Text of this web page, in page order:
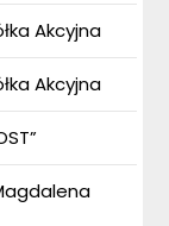
Akcyjna
Akcyjna